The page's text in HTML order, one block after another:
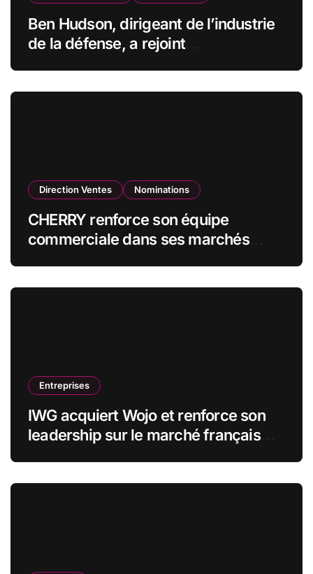
Ben Hudson, dirigeant de l’industrie
de la défense, a rejoint
Direction Ventes Nominations
CHERRY renforce son équipe
commerciale dans ses marchés
Entreprises
IWG acquiert Wojo et renforce son
leadership sur le marché français